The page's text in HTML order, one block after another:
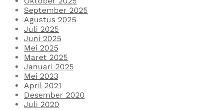
September 2025
Agustus 2025
Juli 2025
Juni 2025
Mei 2025
Maret 2025
Januari 2025
Mei 2023
April 2021
Desember 2020
Juli 2020